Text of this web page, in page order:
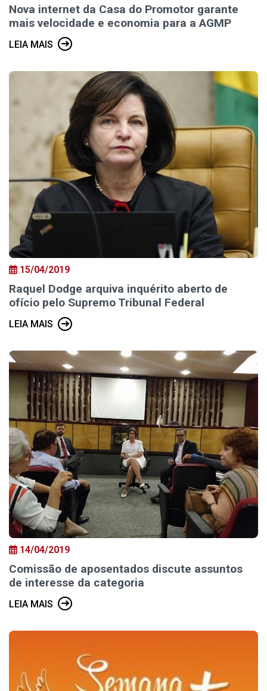
Nova internet da Casa do Promotor garante
mais velocidade e economia para a AGMP
LEIA MAIS
15/04/2019
Raquel Dodge arquiva inquérito aberto de
ofício pelo Supremo Tribunal Federal
LEIA MAIS
14/04/2019
Comissão de aposentados discute assuntos
de interesse da categoria
LEIA MAIS